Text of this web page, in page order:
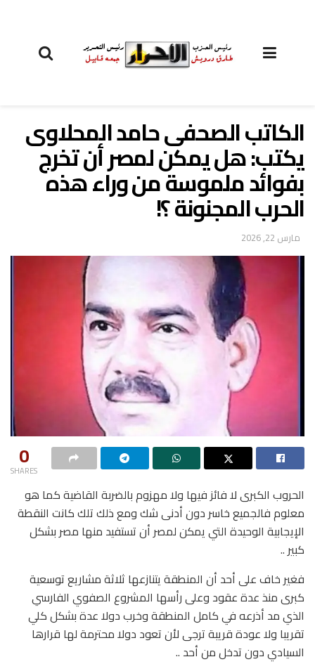
الكاتب الصحفى حامد المحلاوى
يكتب: هل يمكن لمصر أن تخرج
بفوائد ملموسة من وراء هذه
الحرب المجنونة ؟!
مارس 22, 2026
0
SHARES
الحروب الكبرى لا فائز فيها ولا مهزوم بالضربة القاضية كما هو
معلوم فالجميع خاسر دون أدنى شك ومع ذلك تلك كانت النقطة
الإيجابية الوحيدة التي يمكن لمصر أن تستفيد منها مصر بشكل
كبير ..
فغير خاف على أحد أن المنطقة يتنازعها ثلاثة مشاريع توسعية
كبرى منذ عدة عقود وعلى رأسها المشروع الصفوي الفارسي
الذي مد أذرعه في كامل المنطقة وخرب دولا عدة بشكل كلي
تقريبا ولا عودة قريبة ترجى لأن تعود دولا محترمة لها قرارها
السيادي دون تدخل من أحد ..